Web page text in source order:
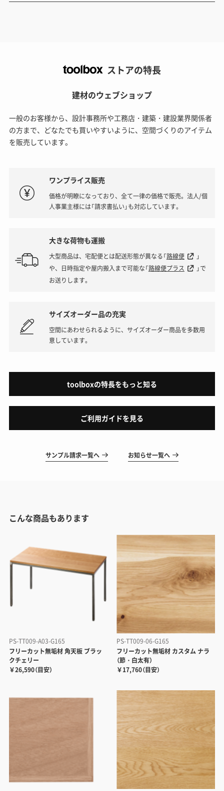
ストアの特長
建材のウェブショップ
一般のお客様から、設計事務所や工務店・建築・建設業界関係者
の方まで、どなたでも買いやすいように、空間づくりのアイテム
を販売しています。
ワンプライス販売
価格が明瞭になっており、全て一律の価格で販売。法人/個
人事業主様には「請求書払い」も対応しています。
大きな荷物も運搬
大型商品は、宅配便とは配送形態が異なる「路線便
」
や、日時指定や屋内搬入まで可能な「路線便プラス
」で
お送りします。
サイズオーダー品の充実
空間にあわせられるように、サイズオーダー商品を多数用
意しています。
toolboxの特長をもっと知る
ご利用ガイドを見る
サンプル請求一覧へ お知らせ一覧へ
こんな商品もあります
PS-TT009-A03-G165
フリーカット無垢材 角天板 ブラッ
クチェリー
￥26,590（目安）
PS-TT009-06-G165
フリーカット無垢材 カスタム ナラ
（節・白太有）
￥17,760（目安）